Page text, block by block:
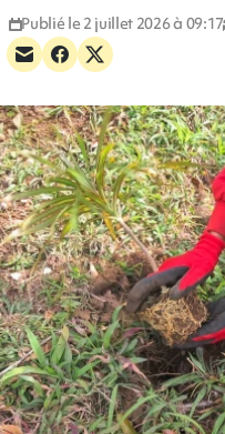
Publié le 2 juillet 2026 à 09:17